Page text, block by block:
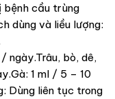
cầu trùng
dùng và liều lượng:
ngày.Trâu, bò, dê,
1 ml / 5 – 10
Dùng liên tục trong